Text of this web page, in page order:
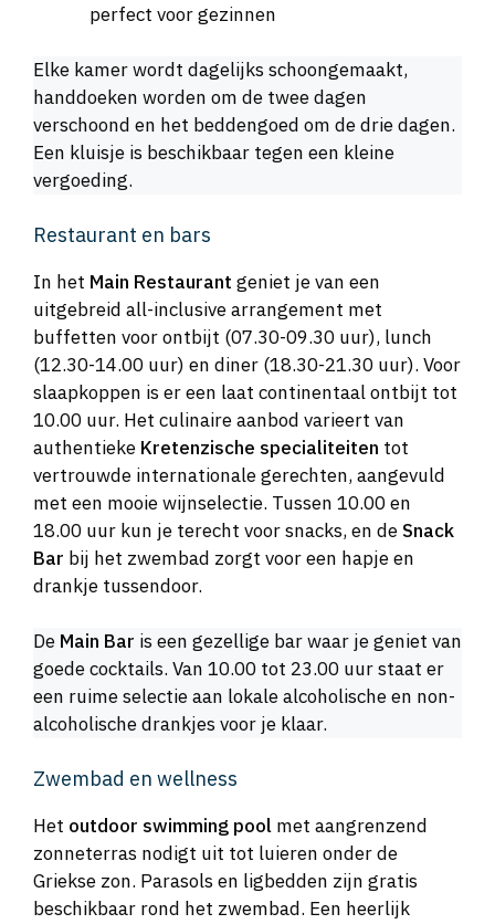
perfect voor gezinnen
Elke kamer wordt dagelijks schoongemaakt,
handdoeken worden om de twee dagen
verschoond en het beddengoed om de drie dagen.
Een kluisje is beschikbaar tegen een kleine
vergoeding.
Restaurant en bars
In het Main Restaurant geniet je van een
uitgebreid all-inclusive arrangement met
buffetten voor ontbijt (07.30-09.30 uur), lunch
(12.30-14.00 uur) en diner (18.30-21.30 uur). Voor
slaapkoppen is er een laat continentaal ontbijt tot
10.00 uur. Het culinaire aanbod varieert van
authentieke Kretenzische specialiteiten tot
vertrouwde internationale gerechten, aangevuld
met een mooie wijnselectie. Tussen 10.00 en
18.00 uur kun je terecht voor snacks, en deSnack
Bar bij het zwembad zorgt voor een hapje en
drankje tussendoor.
De Main Bar is een gezellige bar waar je geniet van
goede cocktails. Van 10.00 tot 23.00 uur staat er
een ruime selectie aan lokale alcoholische en non-
alcoholische drankjes voor je klaar.
Zwembad en wellness
Het outdoor swimming pool met aangrenzend
zonneterras nodigt uit tot luieren onder de
Griekse zon. Parasols en ligbedden zijn gratis
beschikbaar rond het zwembad. Een heerlijk